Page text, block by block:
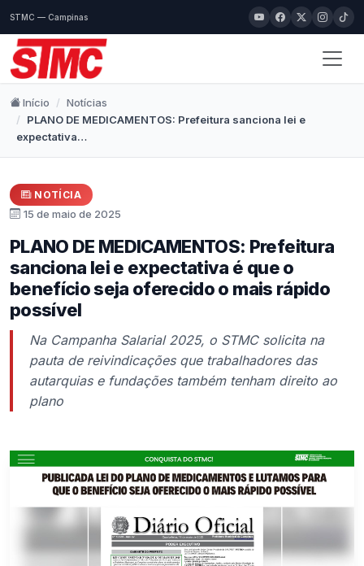
STMC — Campinas
Início
Notícias
PLANO DE MEDICAMENTOS: Prefeitura sanciona lei e
expectativa…
NOTÍCIA
15 de maio de 2025
PLANO DE MEDICAMENTOS: Prefeitura
sanciona lei e expectativa é que o
benefício seja oferecido o mais rápido
possível
Na Campanha Salarial 2025, o STMC solicita na
pauta de reivindicações que trabalhadores das
autarquias e fundações também tenham direito ao
plano